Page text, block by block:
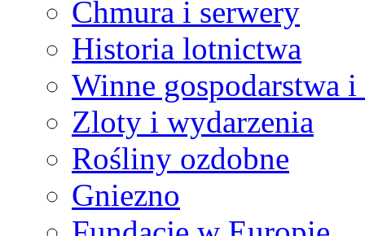
Chmura i serwery
Historia lotnictwa
Winne gospodarstwa
Zloty i wydarzenia
Rośliny ozdobne
Gniezno